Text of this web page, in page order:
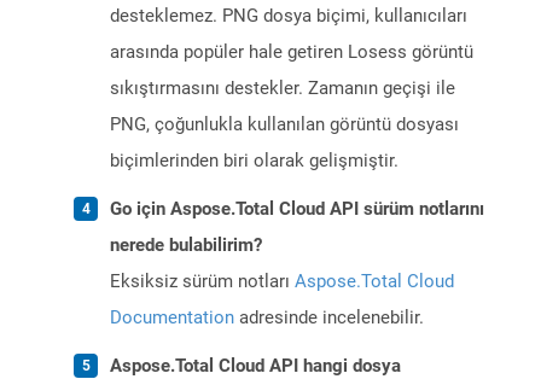
desteklemez. PNG dosya biçimi, kullanıcıları
arasında popüler hale getiren Losess görüntü
sıkıştırmasını destekler. Zamanın geçişi ile
PNG, çoğunlukla kullanılan görüntü dosyası
biçimlerinden biri olarak gelişmiştir.
Go için Aspose.Total Cloud API sürüm notlarını
nerede bulabilirim?
Eksiksiz sürüm notları Aspose.Total Cloud
Documentation adresinde incelenebilir.
Aspose.Total Cloud API hangi dosya